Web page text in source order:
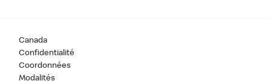
Canada
Confidentialité
Coordonnées
Modalités